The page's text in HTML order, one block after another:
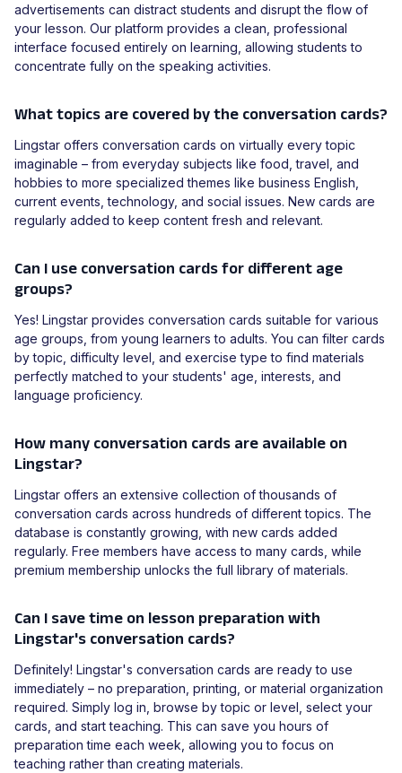
advertisements can distract students and disrupt the flow of
your lesson. Our platform provides a clean, professional
interface focused entirely on learning, allowing students to
concentrate fully on the speaking activities.
What topics are covered by the conversation cards?
Lingstar offers conversation cards on virtually every topic
imaginable – from everyday subjects like food, travel, and
hobbies to more specialized themes like business English,
current events, technology, and social issues. New cards are
regularly added to keep content fresh and relevant.
Can I use conversation cards for different age
groups?
Yes! Lingstar provides conversation cards suitable for various
age groups, from young learners to adults. You can filter cards
by topic, difficulty level, and exercise type to find materials
perfectly matched to your students' age, interests, and
language proficiency.
How many conversation cards are available on
Lingstar?
Lingstar offers an extensive collection of thousands of
conversation cards across hundreds of different topics. The
database is constantly growing, with new cards added
regularly. Free members have access to many cards, while
premium membership unlocks the full library of materials.
Can I save time on lesson preparation with
Lingstar's conversation cards?
Definitely! Lingstar's conversation cards are ready to use
immediately – no preparation, printing, or material organization
required. Simply log in, browse by topic or level, select your
cards, and start teaching. This can save you hours of
preparation time each week, allowing you to focus on
teaching rather than creating materials.